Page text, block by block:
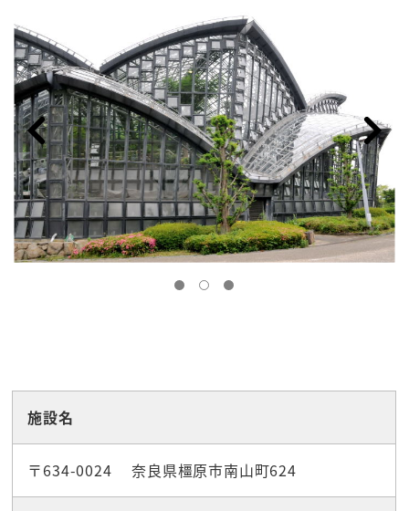
施設名
〒634-0024 奈良県橿原市南山町624